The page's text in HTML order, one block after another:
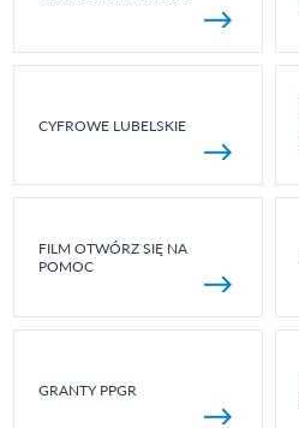
CYFROWE LUBELSKIE
FILM OTWÓRZ SIĘ NA
POMOC
GRANTY PPGR